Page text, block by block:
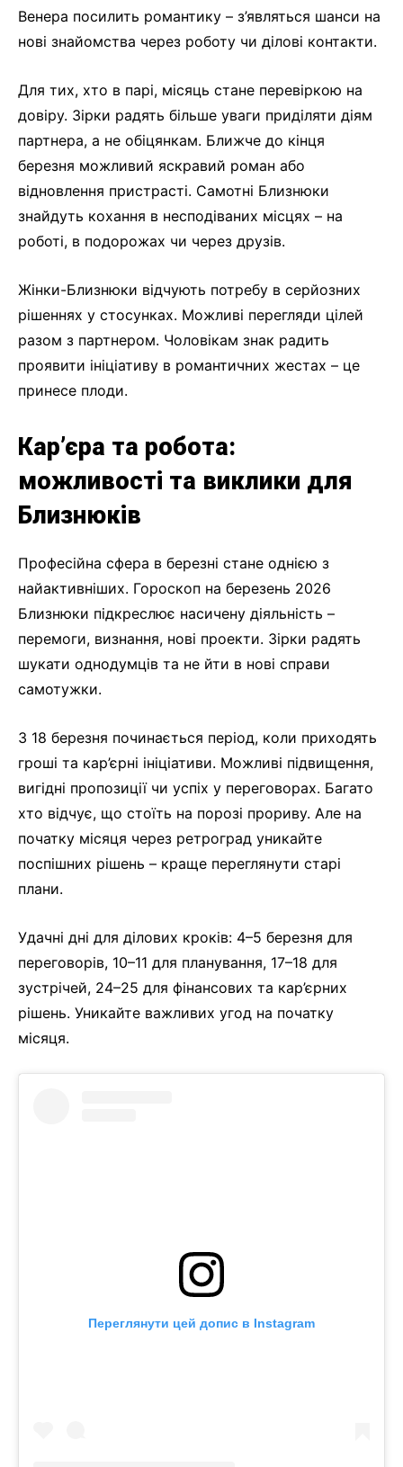
Венера посилить романтику – з’являться шанси на
нові знайомства через роботу чи ділові контакти.
Для тих, хто в парі, місяць стане перевіркою на
довіру. Зірки радять більше уваги приділяти діям
партнера, а не обіцянкам. Ближче до кінця
березня можливий яскравий роман або
відновлення пристрасті. Самотні Близнюки
знайдуть кохання в несподіваних місцях – на
роботі, в подорожах чи через друзів.
Жінки-Близнюки відчують потребу в серйозних
рішеннях у стосунках. Можливі перегляди цілей
разом з партнером. Чоловікам знак радить
проявити ініціативу в романтичних жестах – це
принесе плоди.
Кар’єра та робота:
можливості та виклики для
Близнюків
Професійна сфера в березні стане однією з
найактивніших. Гороскоп на березень 2026
Близнюки підкреслює насичену діяльність –
перемоги, визнання, нові проекти. Зірки радять
шукати однодумців та не йти в нові справи
самотужки.
З 18 березня починається період, коли приходять
гроші та кар’єрні ініціативи. Можливі підвищення,
вигідні пропозиції чи успіх у переговорах. Багато
хто відчує, що стоїть на порозі прориву. Але на
початку місяця через ретроград уникайте
поспішних рішень – краще переглянути старі
плани.
Удачні дні для ділових кроків: 4–5 березня для
переговорів, 10–11 для планування, 17–18 для
зустрічей, 24–25 для фінансових та кар’єрних
рішень. Уникайте важливих угод на початку
місяця.
Переглянути цей допис в Instagram